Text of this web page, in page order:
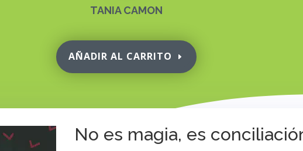
TANIA CAMON
AÑADIR AL CARRITO
No es magia, es